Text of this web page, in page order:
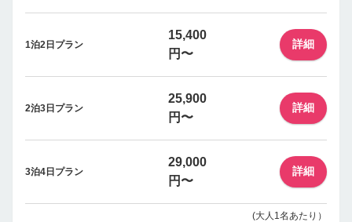
1泊2日プラン
15,400
円〜
詳細
2泊3日プラン
25,900
円〜
詳細
3泊4日プラン
29,000
円〜
詳細
(大人1名あたり）